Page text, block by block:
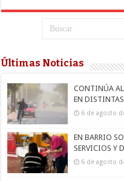
Últimas Noticias
CONTINÚA
EN
6 de agosto
EN BARRIO
SERVICIOS Y
6 de agosto